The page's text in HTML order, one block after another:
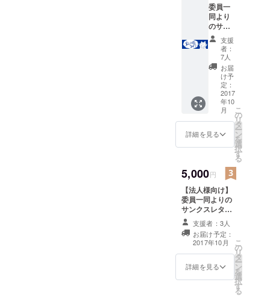
委員一
同より
のサン
クスレ
ター 盆
LIVE当
日の模
様をお
伝えす
るフォ
トブッ
ク 盆
LIVE20
17オリ
ジナル
タオル
当日に
お越し
いただ
ける方
は、盆
LIVE20
17オリ
ジナル
タオル
を会場
にてお
支援
者：
7人
お届
け予
定：
2017
年10
月
詳細を見る
こ
の
リ
タ
ー
ン
を
選
択
す
る
5,000円
【法人様向け】
委員一同よりの
サンクスレター
お祭り当日の模
様をお伝えする
フォトブック
HP及び当日会場
での法人名掲載
支援者：3人
お届け予定：
2017年10月
詳細を見る
こ
の
リ
タ
ー
ン
を
選
択
す
る